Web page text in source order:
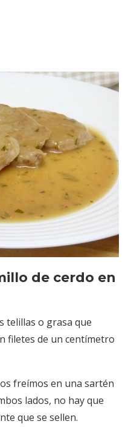
de cerdo en
telillas o grasa que
filetes de un centímetro
freímos en una sartén
lados, no hay que
que se sellen.